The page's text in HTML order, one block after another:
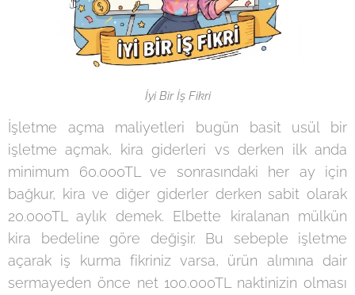
İyi Bir İş Fikri
İşletme açma maliyetleri bugün basit usül bir
işletme açmak, kira giderleri vs derken ilk anda
minimum 60.000TL ve sonrasındaki her ay için
bağkur, kira ve diğer giderler derken sabit olarak
20.000TL aylık demek. Elbette kiralanan mülkün
kira bedeline göre değişir. Bu sebeple işletme
açarak iş kurma fikriniz varsa, ürün alımına dair
sermayeden önce net 100.000TL naktinizin olması